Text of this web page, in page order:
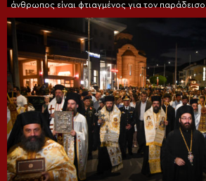
άνθρωπος είναι φτιαγμένος για τον παράδεισο